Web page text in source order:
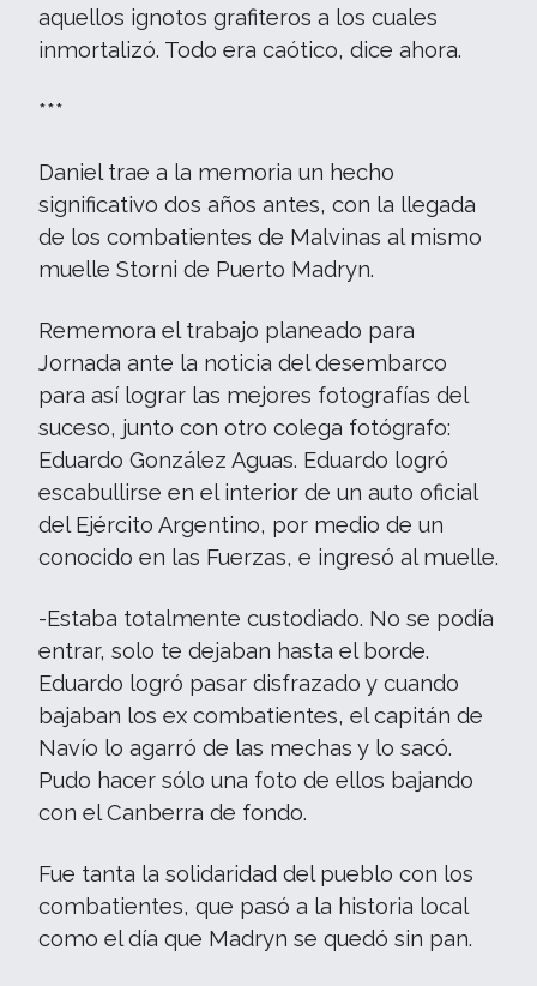
aquellos ignotos grafiteros a los cuales
inmortalizó. Todo era caótico, dice ahora.
***
Daniel trae a la memoria un hecho
significativo dos años antes, con la llegada
de los combatientes de Malvinas al mismo
muelle Storni de Puerto Madryn.
Rememora el trabajo planeado para
Jornada ante la noticia del desembarco
para así lograr las mejores fotografías del
suceso, junto con otro colega fotógrafo:
Eduardo González Aguas. Eduardo logró
escabullirse en el interior de un auto oficial
del Ejército Argentino, por medio de un
conocido en las Fuerzas, e ingresó al muelle.
-Estaba totalmente custodiado. No se podía
entrar, solo te dejaban hasta el borde.
Eduardo logró pasar disfrazado y cuando
bajaban los ex combatientes, el capitán de
Navío lo agarró de las mechas y lo sacó.
Pudo hacer sólo una foto de ellos bajando
con el Canberra de fondo.
Fue tanta la solidaridad del pueblo con los
combatientes, que pasó a la historia local
como el día que Madryn se quedó sin pan.